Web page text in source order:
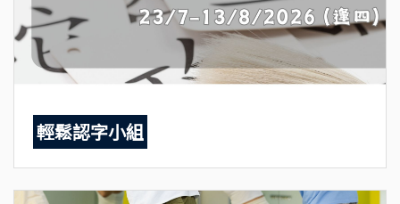
輕鬆認字小組